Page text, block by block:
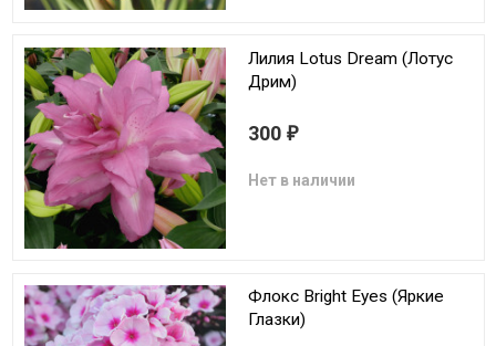
Лилия Lotus Dream (Лотус
Дрим)
300 ₽
Нет в наличии
Флокс Bright Eyes (Яркие
Глазки)